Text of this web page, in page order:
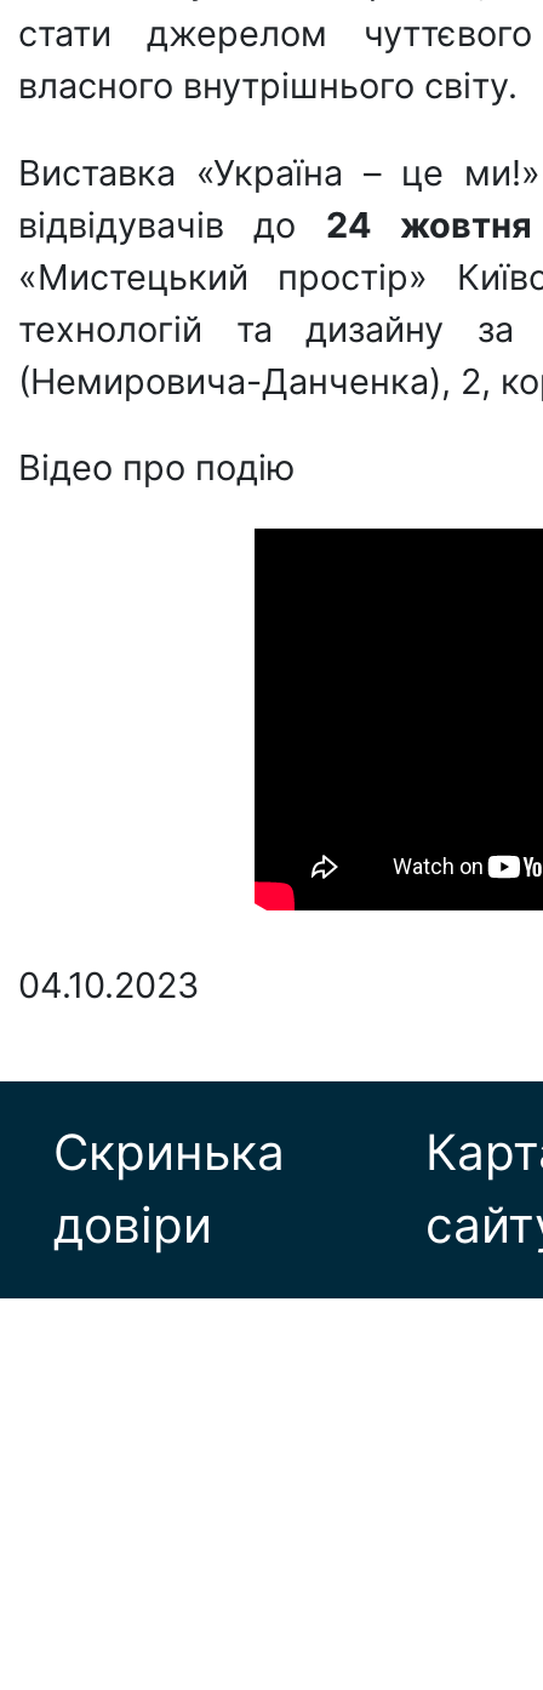
стати джерелом
власного внутрішнього світу.
Виставка «Україна – це
відвідувачів до 24
«Мистецький простір»
технологій та дизайну
(Немировича-Данченка), 2,
Відео про подію
04.10.2023
Скринька
довіри